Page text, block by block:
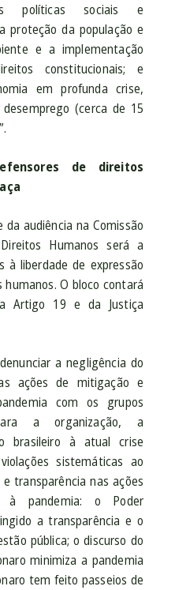
políticas sociais e
proteção da população e
e a implementação
constitucionais; e
em profunda crise,
(cerca de 15
de direitos
audiência na Comissão
Humanos será a
à liberdade de expressão
O bloco contará
Artigo 19 e da Justiça
a negligência do
ações de mitigação e
com os grupos
a organização, a
brasileiro à atual crise
sistemáticas ao
transparência nas ações
à pandemia: o Poder
a transparência e o
pública; o discurso do
minimiza a pandemia
tem feito passeios de